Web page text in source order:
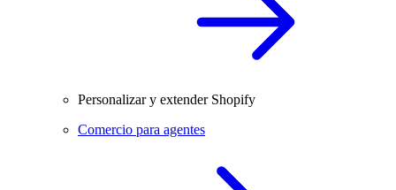
Personalizar y extender Shopify
Comercio para agentes